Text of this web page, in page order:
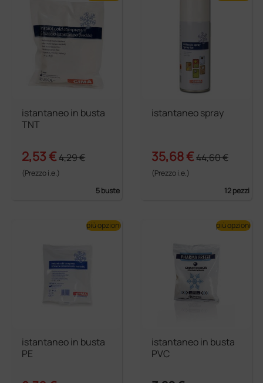
istantaneo in busta
TNT
2,53 €4,29 €
(Prezzo i.e.)
5 buste
istantaneo spray
35,68 €44,60 €
(Prezzo i.e.)
12 pezzi
istantaneo in busta
PE
più opzioni
istantaneo in busta
PVC
più opzioni